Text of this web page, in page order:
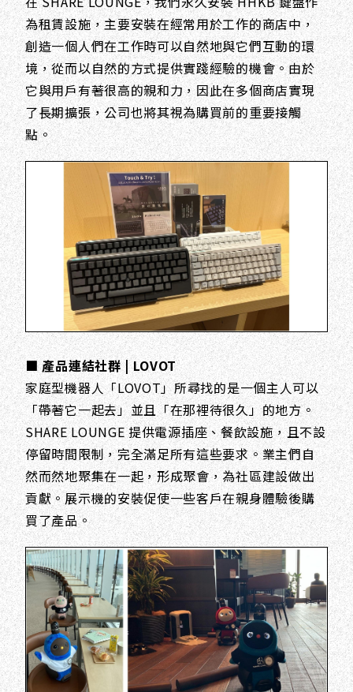
為租賃設施，主要安裝在經常用於工作的商店中，
創造一個人們在工作時可以自然地與它們互動的環
境，從而以自然的方式提供實踐經驗的機會。由於
它與用戶有著很高的親和力，因此在多個商店實現
了長期擴張，公司也將其視為購買前的重要接觸
點。
■ 產品連結社群 | LOVOT
家庭型機器人「LOVOT」所尋找的是一個主人可以
「帶著它一起去」並且「在那裡待很久」的地方。
SHARE LOUNGE 提供電源插座、餐飲設施，且不設
停留時間限制，完全滿足所有這些要求。業主們自
然而然地聚集在一起，形成聚會，為社區建設做出
貢獻。展示機的安裝促使一些客戶在親身體驗後購
買了產品。